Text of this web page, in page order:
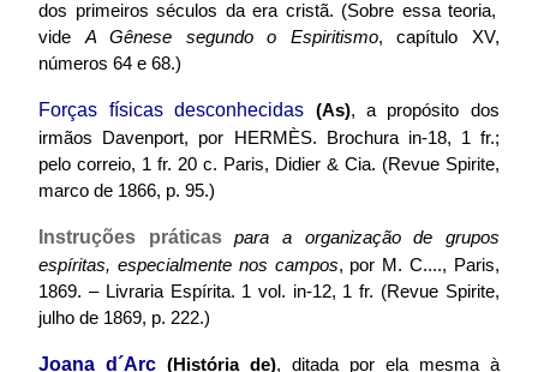
dos primeiros séculos da era cristã. (Sobre essa teoria,
vide A Gênese segundo o Espiritismo, capítulo XV,
números 64 e 68.)
Forças físicas desconhecidas (As), a propósito dos
irmãos Davenport, por
H ERMÈS. Brochura in-18, 1 fr.;
pelo correio, 1 fr. 20 c. Paris, Didier & Cia. (Revue Spirite,
marco de 1866, p. 95.)
Instruções práticas
para a organização de grupos
espíritas, especialmente nos campos, por M. C...., Paris,
1869. – Livraria Espírita. 1 vol. in-12, 1 fr. (Revue Spirite,
julho de 1869, p. 222.)
Joana d´Arc (História de), ditada por ela mesma à